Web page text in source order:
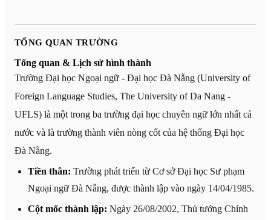
TỔNG QUAN TRƯỜNG
Tổng quan & Lịch sử hình thành
Trường Đại học Ngoại ngữ - Đại học Đà Nẵng (University of
Foreign Language Studies, The University of Da Nang -
UFLS) là một trong ba trường đại học chuyên ngữ lớn nhất cả
nước và là trường thành viên nòng cốt của hệ thống Đại học
Đà Nẵng.
Tiền thân: Trường phát triển từ Cơ sở Đại học Sư phạm
Ngoại ngữ Đà Nẵng, được thành lập vào ngày 14/04/1985.
Cột mốc thành lập: Ngày 26/08/2002, Thủ tướng Chính